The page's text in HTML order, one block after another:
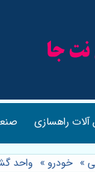
آلات راهسازی
» خودرو » واحد